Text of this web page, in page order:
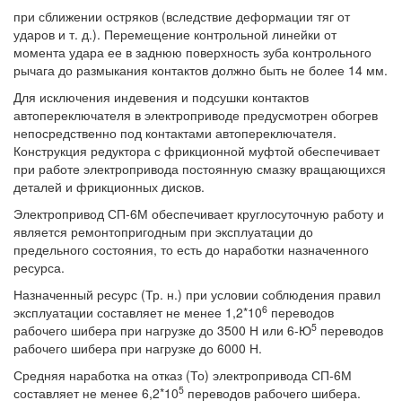
при сближении остряков (вследствие деформации тяг от
ударов и т. д.). Перемещение контрольной линейки от
момента удара ее в заднюю поверхность зуба контрольного
рычага до размыкания контактов должно быть не более 14 мм.
Для исключения индевения и подсушки контактов
автопереключателя в электроприводе предусмотрен обогрев
непосредственно под контактами автопереключателя.
Конструкция редуктора с фрикционной муфтой обеспечивает
при работе электропривода постоянную смазку вращающихся
деталей и фрикционных дисков.
Электропривод СП-6М обеспечивает круглосуточную работу и
является ремонтопригодным при эксплуатации до
предельного состояния, то есть до наработки назначенного
ресурса.
Назначенный ресурс (Тр. н.) при условии соблюдения правил
эксплуатации составляет не менее 1,2*106 переводов
рабочего шибера при нагрузке до 3500 Н или 6-Ю5 переводов
рабочего шибера при нагрузке до 6000 Н.
Средняя наработка на отказ (То) электропривода СП-6М
составляет не менее 6,2*105 переводов рабочего шибера.